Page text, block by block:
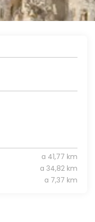
a 41,77 km
a 34,82 km
a 7,37 km